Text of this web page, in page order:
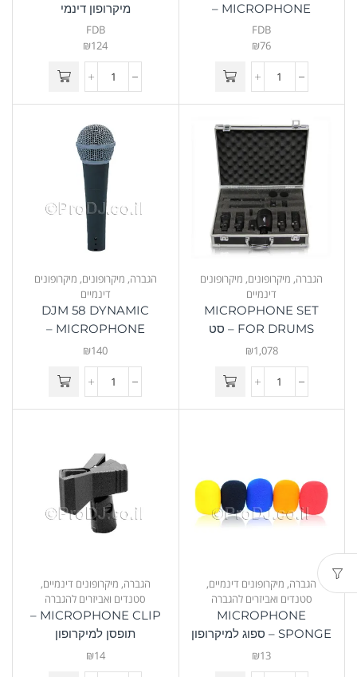
MICROPHONE –
מיקרופון דינמי
FDB
₪76
מיקרופון דינמי
FDB
₪124
הגברה, מיקרופונים, מיקרופונים
דינמיים
MICROPHONE SET
FOR DRUMS – סט
מיקרופונים לתופים
₪1,078
הגברה, מיקרופונים, מיקרופונים
דינמיים
DJM 58 DYNAMIC
MICROPHONE –
מיקרופון דינמי
₪140
הגברה, מיקרופונים דינמיים,
סטנדים ואביזרים להגברה
MICROPHONE
SPONGE – ספוג למיקרופון
₪13
הגברה, מיקרופונים דינמיים,
סטנדים ואביזרים להגברה
MICROPHONE CLIP –
תופסן למיקרופון
₪14